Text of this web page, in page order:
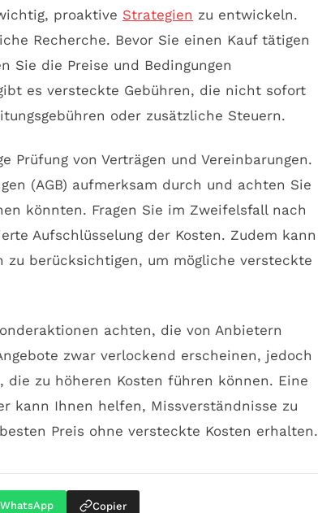
proaktive Strategien zu entwickeln.
Recherche. Bevor Sie einen Kauf tätigen
Sie die Preise und Bedingungen
es versteckte Gebühren, die nicht sofort
oder zusätzliche Steuern.
von Verträgen und Vereinbarungen.
(AGB) aufmerksam durch und achten Sie
könnten. Fragen Sie im Zweifelsfall nach
Aufschlüsselung der Kosten. Zudem kann
berücksichtigen, um mögliche versteckte
achten, die von Anbietern
zwar verlockend erscheinen, jedoch
zu höheren Kosten führen können. Eine
kann Ihnen helfen, Missverständnisse zu
Preis ohne versteckte Kosten erhalten.
WhatsApp Copier